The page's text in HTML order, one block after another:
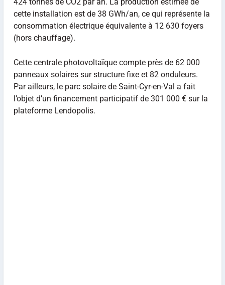
cette installation est de 38 GWh/an, ce qui représente la
consommation électrique équivalente à 12 630 foyers
(hors chauffage).
Cette centrale photovoltaïque compte près de 62 000
panneaux solaires sur structure fixe et 82 onduleurs.
Par ailleurs, le parc solaire de Saint-Cyr-en-Val a fait
l’objet d’un financement participatif de 301 000 € sur la
plateforme Lendopolis.